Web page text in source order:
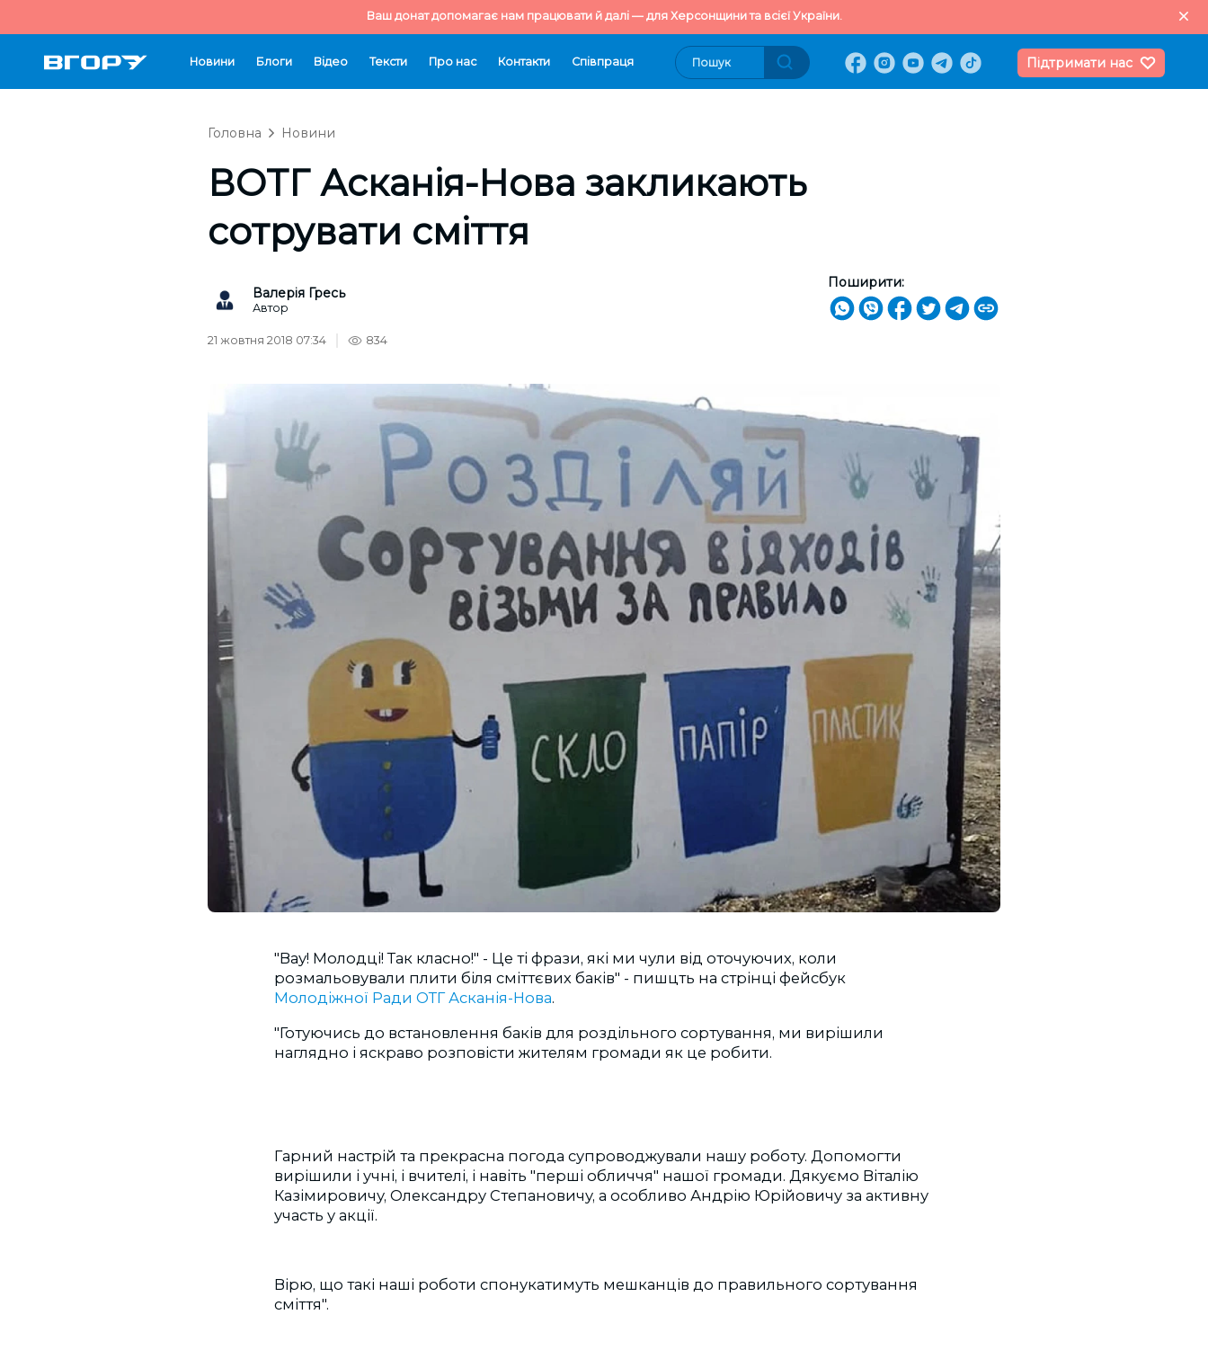
Ваш донат допомагає нам працювати й далі — для Херсонщини та всієї України.
Новини Блоги Відео Тексти Про нас Контакти Cпівпраця Підтримати нас
Головна Новини
ВОТГ Асканія-Нова закликають
сотрувати сміття
Валерія Гресь
Автор
Поширити:
21 жовтня 2018 07:34 834
"Вау! Молодці! Так класно!" - Це ті фрази, які ми чули від оточуючих, коли
розмальовували плити біля сміттєвих баків" - пишцть на стрінці фейсбук
Молодіжної Ради ОТГ Асканія-Нова.
"Готуючись до встановлення баків для роздільного сортування, ми вирішили
наглядно і яскраво розповісти жителям громади як це робити.
Гарний настрій та прекрасна погода супроводжували нашу роботу. Допомогти
вирішили і учні, і вчителі, і навіть "перші обличчя" нашої громади. Дякуємо Віталію
Казімировичу, Олександру Степановичу, а особливо Андрію Юрійовичу за активну
участь у акції.
Вірю, що такі наші роботи спонукатимуть мешканців до правильного сортування
сміття".